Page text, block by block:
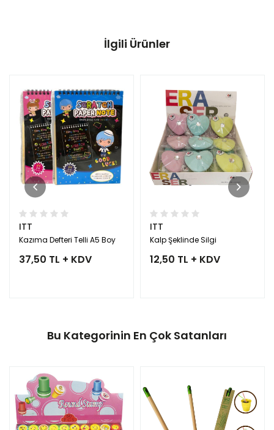
İlgili Ürünler
ITT
Kazıma Defteri Telli A5 Boy
37,50 TL + KDV
ITT
Kalp Şeklinde Silgi
12,50 TL + KDV
Bu Kategorinin En Çok Satanları